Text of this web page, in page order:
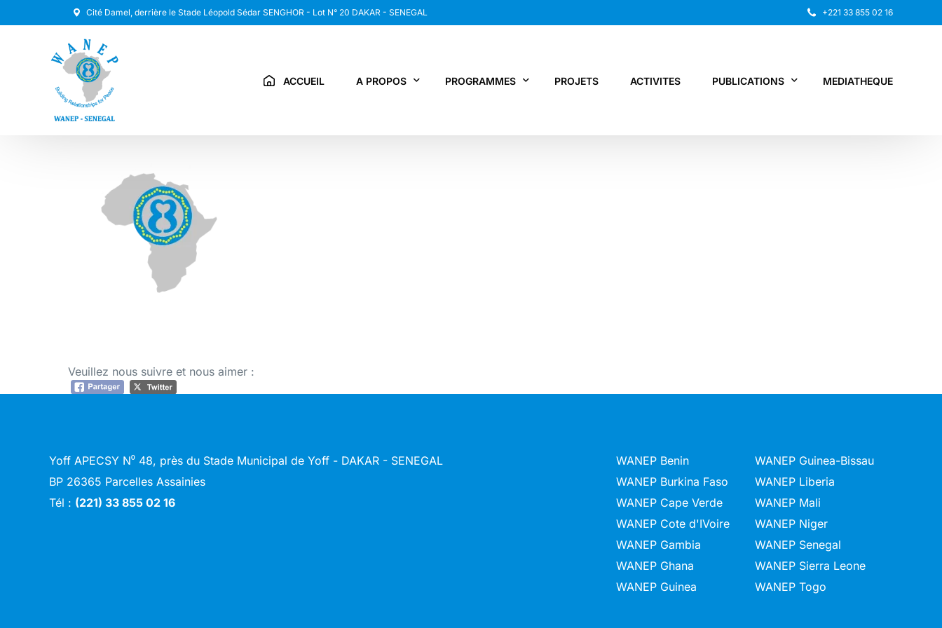
Cité Damel, derrière le Stade Léopold Sédar SENGHOR - Lot N° 20 DAKAR - SENEGAL +221 33 855 02 16
ACCUEIL A PROPOS PROGRAMMES PROJETS ACTIVITES PUBLICATIONS MEDIATHEQUE
Veuillez nous suivre et nous aimer :
Yoff APECSY N⁰ 48, près du Stade Municipal de Yoff - DAKAR - SENEGAL
BP 26365 Parcelles Assainies
Tél : (221) 33 855 02 16
WANEP Benin
WANEP Burkina Faso
WANEP Cape Verde
WANEP Cote d'IVoire
WANEP Gambia
WANEP Ghana
WANEP Guinea
WANEP Guinea-Bissau
WANEP Liberia
WANEP Mali
WANEP Niger
WANEP Senegal
WANEP Sierra Leone
WANEP Togo